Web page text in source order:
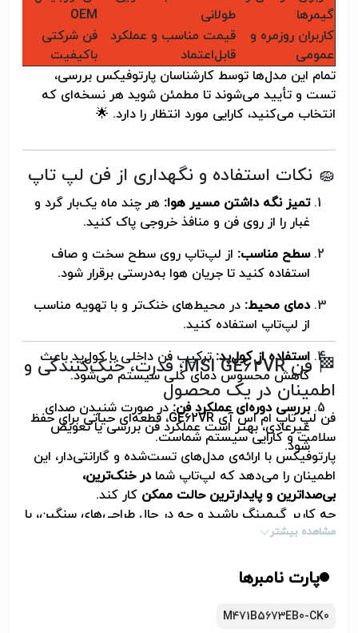
گیمرها
طولانی
OEM
کاربران روزمره و
عمومی
قیمت مناسب و عملکرد
قابل‌اعتماد
فن شرکتی
باکیفیت
تمام این مدل‌ها توسط کارشناسان پارتوفیکس بررسی،
تست و تأیید می‌شوند تا مطمئن شوید هر نسخه‌ای که
انتخاب می‌کنید، کارایی مورد انتظار را دارد. 🌟
🧽 نکات استفاده و نگهداری از فن لپ تاپ
تمیز نگه داشتن مسیر هوا: هر چند ماه یک‌بار گرد و
غبار را از روی فن و منافذ خروجی پاک کنید.
سطح مناسب: از لپ‌تاپ روی سطح سخت و صاف
استفاده کنید تا جریان هوا به‌درستی برقرار شود.
دمای محیط: در محیط‌های خنک‌تر و با تهویه مناسب
از لپ‌تاپ استفاده کنید.
استفاده از کول‌پد:ترکیب فن داخلی با کول‌پد باعث
کاهش محسوس دمای کلی سیستم می‌شود.
بررسی دوره‌ای عملکرد فن:در صورت شنیدن صدای
غیرعادی، بهتر است عملکرد فن بررسی یا تعویض
شود.
🏁 فن MSI GE62VR؛ قدرت، خنک‌کنندگی و
اطمینان در یک محصول
فن لپ تاپ ام اس آی GE62VR، قطعه‌ای حیاتی برای حفظ
سلامت و کارایی سیستم شماست.
پارتوفیکس با ارائه‌ی مدل‌های تست‌شده و گارانتی‌دار، این
اطمینان را می‌دهد که لپ‌تاپ شمادر خنک‌ترین،
بی‌صداترین و پایدارترین حالت ممکن کار کند.
چه کاربر گیمینگ باشید و چه در حال طراحی‌های سنگین، با
مشاهده بیشتر
پارت نامبرها
M471B5673EB0-CK0